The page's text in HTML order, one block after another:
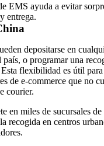
EMS ayuda a evitar
entrega.
depositarse en
o programar una
flexibilidad es útil para
de e-commerce que no
courier.
en miles de sucursales
recogida en centros